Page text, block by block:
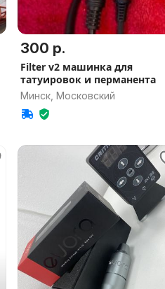
300 р.
Filter v2 машинка для
татуировок и перманента
Минск, Московский